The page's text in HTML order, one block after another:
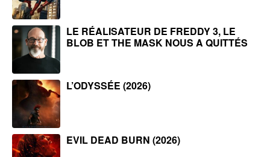
LE RÉALISATEUR DE FREDDY 3, LE
BLOB ET THE MASK NOUS A QUITTÉS
L’ODYSSÉE (2026)
EVIL DEAD BURN (2026)